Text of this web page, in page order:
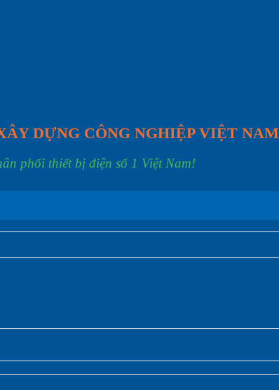
DỰNG CÔNG NGHIỆP VIỆT NAM
phối thiết bị điện số 1 Việt Nam!